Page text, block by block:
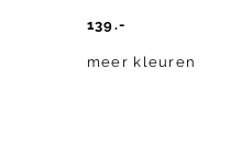
139.-
meer kleuren